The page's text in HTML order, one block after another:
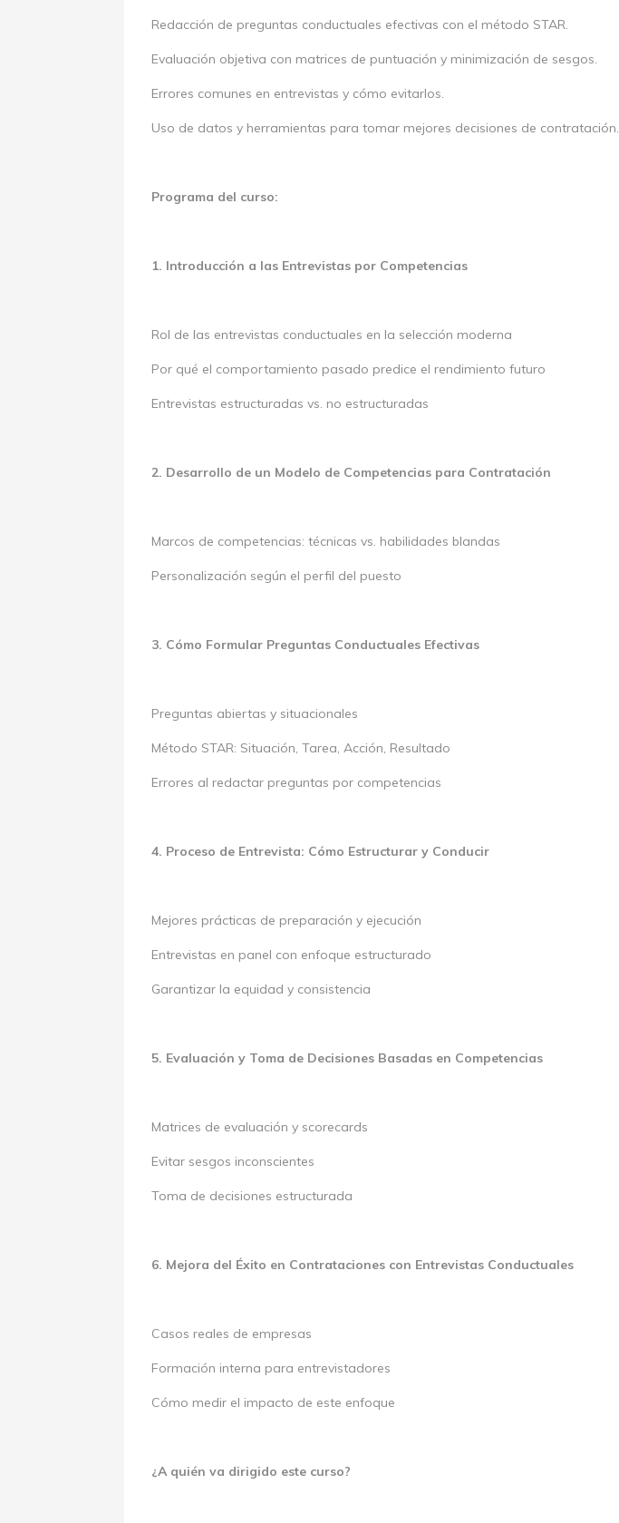
Redacción de preguntas conductuales efectivas con el método STAR.
Evaluación objetiva con matrices de puntuación y minimización de sesgos.
Errores comunes en entrevistas y cómo evitarlos.
Uso de datos y herramientas para tomar mejores decisiones de contratación.
Programa del curso:
1. Introducción a las Entrevistas por Competencias
Rol de las entrevistas conductuales en la selección moderna
Por qué el comportamiento pasado predice el rendimiento futuro
Entrevistas estructuradas vs. no estructuradas
2. Desarrollo de un Modelo de Competencias para Contratación
Marcos de competencias: técnicas vs. habilidades blandas
Personalización según el perfil del puesto
3. Cómo Formular Preguntas Conductuales Efectivas
Preguntas abiertas y situacionales
Método STAR: Situación, Tarea, Acción, Resultado
Errores al redactar preguntas por competencias
4. Proceso de Entrevista: Cómo Estructurar y Conducir
Mejores prácticas de preparación y ejecución
Entrevistas en panel con enfoque estructurado
Garantizar la equidad y consistencia
5. Evaluación y Toma de Decisiones Basadas en Competencias
Matrices de evaluación y scorecards
Evitar sesgos inconscientes
Toma de decisiones estructurada
6. Mejora del Éxito en Contrataciones con Entrevistas Conductuales
Casos reales de empresas
Formación interna para entrevistadores
Cómo medir el impacto de este enfoque
¿A quién va dirigido este curso?